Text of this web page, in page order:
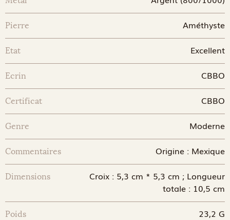
Pierre Améthyste
Etat Excellent
Ecrin CBBO
Certificat CBBO
Genre Moderne
Commentaires Origine : Mexique
Dimensions
Croix : 5,3 cm * 5,3 cm ; Longueur
totale : 10,5 cm
Poids 23,2 G